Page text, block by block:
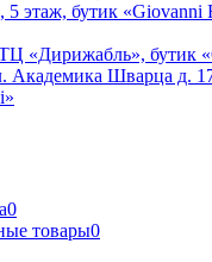
5 этаж, бутик «Giovanni
«Дирижабль», бутик
Академика Шварца д.
0
товары0